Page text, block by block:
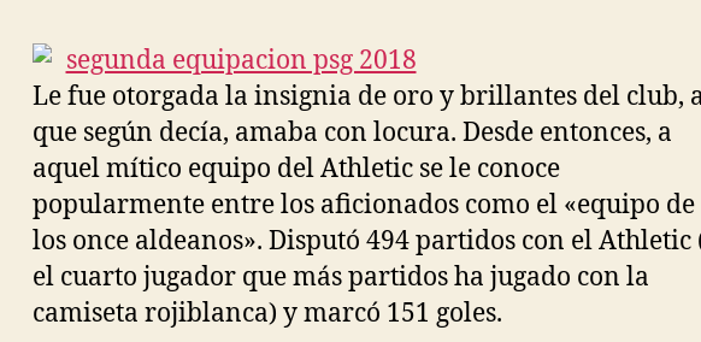
Le fue otorgada la insignia de oro y brillantes del club,
que según decía, amaba con locura. Desde entonces, a
aquel mítico equipo del Athletic se le conoce
popularmente entre los aficionados como el «equipo de
los once aldeanos». Disputó 494 partidos con el Athletic
el cuarto jugador que más partidos ha jugado con la
camiseta rojiblanca) y marcó 151 goles.